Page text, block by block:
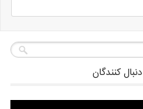
دنبال کنندگان